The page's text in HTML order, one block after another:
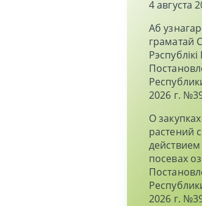
4 августа
Аб
граматай
Рэспублiкi
2026 г.
О
растений
посевах
2026 г.